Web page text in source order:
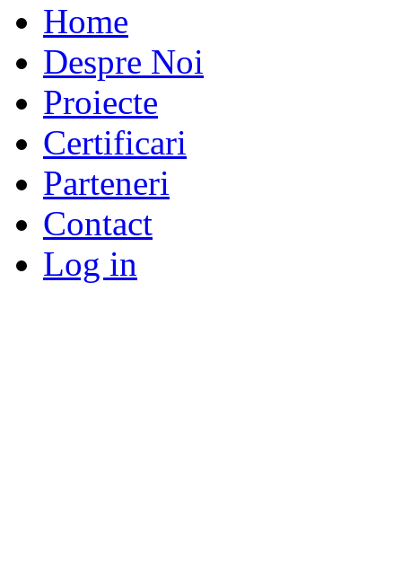
Home
Despre Noi
Proiecte
Certificari
Parteneri
Contact
Log in